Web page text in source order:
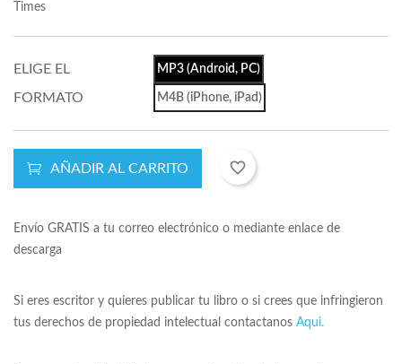
Times
ELIGE EL
FORMATO
MP3 (Android, PC)
M4B (iPhone, iPad)
AÑADIR AL CARRITO favorite_border
Envío GRATIS a tu correo electrónico o mediante enlace de
descarga
Si eres escritor y quieres publicar tu libro o si crees que infringieron
tus derechos de propiedad intelectual contactanos Aqui.